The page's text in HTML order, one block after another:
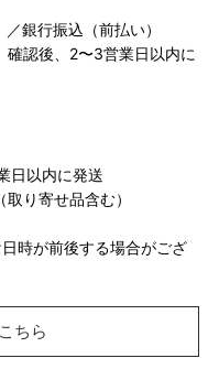
銀行振込（前払い）
確認後、2〜3営業日以内に
日以内に発送
り寄せ品含む）
時が前後する場合がござ
ちら